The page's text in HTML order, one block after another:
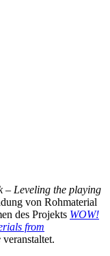
– Leveling the playing
von Rohmaterial
des Projekts WOW!
from
veranstaltet.